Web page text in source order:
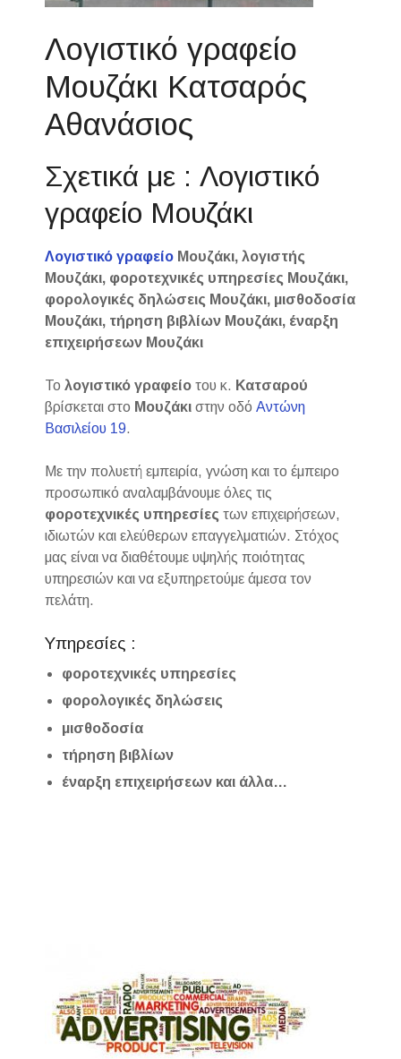
Λογιστικό γραφείο
Μουζάκι Κατσαρός
Αθανάσιος
Σχετικά με : Λογιστικό
γραφείο Μουζάκι
Λογιστικό γραφείο Μουζάκι, λογιστής
Μουζάκι, φοροτεχνικές υπηρεσίες Μουζάκι,
φορολογικές δηλώσεις Μουζάκι, μισθοδοσία
Μουζάκι, τήρηση βιβλίων Μουζάκι, έναρξη
επιχειρήσεων Μουζάκι
Τολογιστικό γραφείο του κ. Κατσαρού
βρίσκεται στο Μουζάκι στην οδόΑντώνη
Βασιλείου 19.
Με την πολυετή εμπειρία, γνώση και το έμπειρο
προσωπικό αναλαμβάνουμε όλες τις
φοροτεχνικές υπηρεσίες των επιχειρήσεων,
ιδιωτών και ελεύθερων επαγγελματιών. Στόχος
μας είναι να διαθέτουμε υψηλής ποιότητας
υπηρεσιών και να εξυπηρετούμε άμεσα τον
πελάτη.
Υπηρεσίες :
φοροτεχνικές υπηρεσίες
φορολογικές δηλώσεις
μισθοδοσία
τήρηση βιβλίων
έναρξη επιχειρήσεων και άλλα…